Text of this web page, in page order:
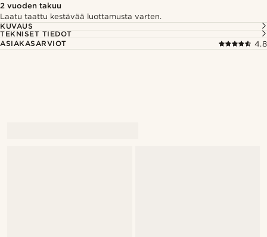
2 vuoden takuu
Laatu taattu kestävää luottamusta varten.
KUVAUS
TEKNISET TIEDOT
ASIAKASARVIOT
4.8